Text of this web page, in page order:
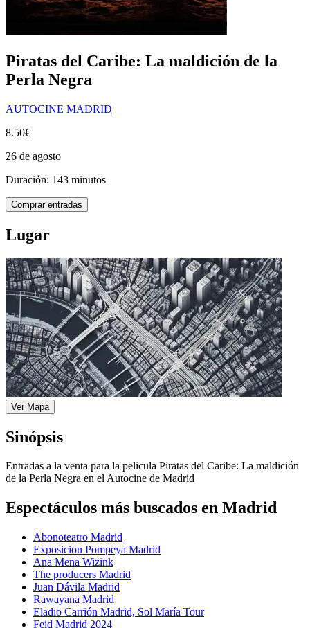
Piratas del Caribe: La maldición de la
Perla Negra
AUTOCINE MADRID
8.50€
26 de agosto
Duración: 143 minutos
Comprar entradas
Lugar
Ver Mapa
Sinópsis
Entradas a la venta para la pelicula Piratas del Caribe: La maldición
de la Perla Negra en el Autocine de Madrid
Espectáculos más buscados en Madrid
Abonoteatro Madrid
Exposicion Pompeya Madrid
Ana Mena Wizink
The producers Madrid
Juan Dávila Madrid
Rawayana Madrid
Eladio Carrión Madrid, Sol María Tour
Feid Madrid 2024